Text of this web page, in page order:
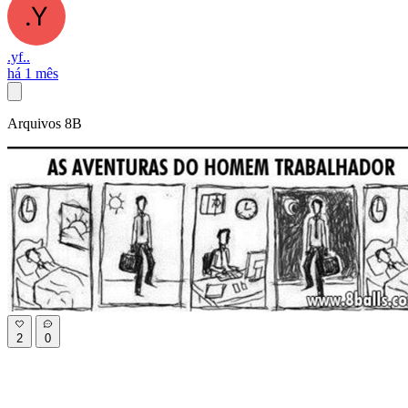
.yf..
há 1 mês
Arquivos 8B
2 0